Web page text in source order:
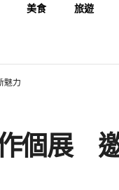
美食 旅遊
魅力
個展